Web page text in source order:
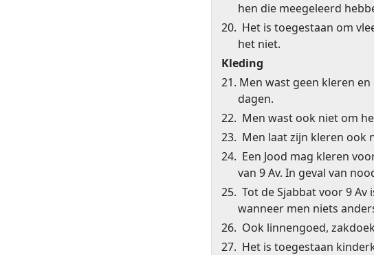
hen die meegeleerd
20. Het is toegestaan om
het niet.
Kleding
21. Men wast geen kleren
dagen.
22. Men wast ook niet om
23. Men laat zijn kleren ook
24. Een Jood mag kleren
van 9 Av. In geval van
25. Tot de Sjabbat voor 9
wanneer men niets
26. Ook linnengoed,
27. Het is toegestaan